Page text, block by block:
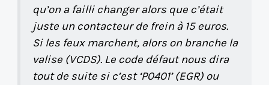
qu’on a failli changer alors que c’était
juste un contacteur de frein à 15 euros.
Si les feux marchent, alors on branche la
valise (VCDS). Le code défaut nous dira
tout de suite si c’est ‘P0401’ (EGR) ou